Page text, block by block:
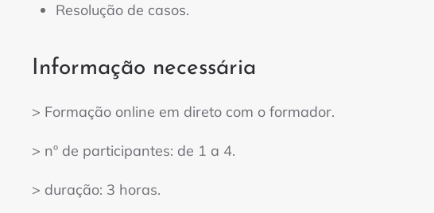
Resolução de casos.
Informação necessária
> Formação online em direto com o formador.
> nº de participantes: de 1 a 4.
> duração: 3 horas.